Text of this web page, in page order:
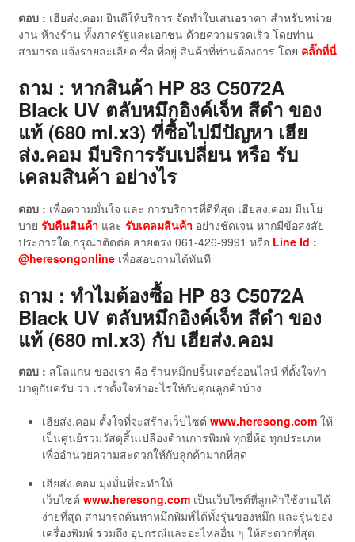
ตอบ : เฮียส่ง.คอม ยินดีให้บริการ จัดทำใบเสนอราคา สำหรับหน่วย
งาน ห้างร้าน ทั้งภาครัฐและเอกชน ด้วยความรวดเร็ว โดยท่าน
สามารถ แจ้งรายละเอียด ชื่อ ที่อยู่ สินค้าที่ท่านต้องการ โดย คลิ๊กที่นี่
ถาม : หากสินค้า HP 83 C5072A
Black UV ตลับหมึกอิงค์เจ็ท สีดำ ของ
แท้ (680 ml.x3) ที่ซื้อไปมีปัญหา เฮีย
ส่ง.คอม มีบริการรับเปลี่ยน หรือ รับ
เคลมสินค้า อย่างไร
ตอบ : เพื่อความมั่นใจ และ การบริการที่ดีที่สุด เฮียส่ง.คอม มีนโย
บาย รับคืนสินค้า และ รับเคลมสินค้า อย่างชัดเจน หากมีข้อสงสัย
ประการใด กรุณาติดต่อ สายตรง 061-426-9991 หรือ Line Id :
@heresongonlineเพื่อสอบถามได้ทันที
ถาม : ทำไมต้องซื้อ HP 83 C5072A
Black UV ตลับหมึกอิงค์เจ็ท สีดำ ของ
แท้ (680 ml.x3) กับ เฮียส่ง.คอม
ตอบ : สโลแกน ของเรา คือ ร้านหมึกปริ้นเตอร์ออนไลน์ ที่ตั้งใจทำ
มาดูกันครับ ว่า เราตั้งใจทำอะไรให้กับคุณลูกค้าบ้าง
เฮียส่ง.คอม ตั้งใจที่จะสร้างเว็บไซต์ www.heresong.comให้
เป็นศูนย์รวมวัสดุสิ้นเปลืองด้านการพิมพ์ ทุกยี่ห้อ ทุกประเภท
เพื่ออำนวยความสะดวกให้กับลูกค้ามากที่สุด
เฮียส่ง.คอม มุ่งมั่นที่จะทำให้
เว็บไซต์ www.heresong.comเป็นเว็บไซต์ที่ลูกค้าใช้งานได้
ง่ายที่สุด สามารถค้นหาหมึกพิมพ์ได้ทั้งรุ่นของหมึก และรุ่นของ
เครื่องพิมพ์ รวมถึง อุปกรณ์และอะไหล่อื่น ๆ ให้สะดวกที่สุด